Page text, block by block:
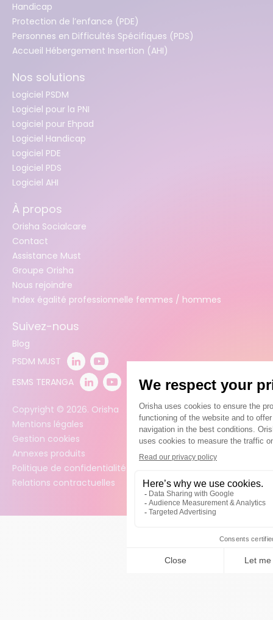
Handicap
Protection de l’enfance (PDE)
Personnes en Difficultés Spécifiques (PDS)
Accueil Hébergement Insertion (AHI)
Nos solutions
Logiciel PSDM
Logiciel pour la PNI
Logiciel pour Ehpad
Logiciel Handicap
Logiciel PDE
Logiciel PDS
Logiciel AHI
À propos
Orisha Socialcare
Contact
Assistance Must
Groupe Orisha
Nous rejoindre
Index égalité professionnelle femmes / hommes
Suivez-nous
Blog
PSDM MUST
ESMS TERANGA
Copyright © 2026. Orisha
Mentions légales
Gestion cookies
Annexes produits
Politique de confidentialité des données
Relations contractuelles